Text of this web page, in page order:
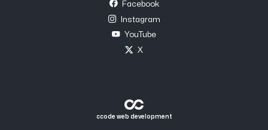
Facebook
Instagram
YouTube
X
ccode web development